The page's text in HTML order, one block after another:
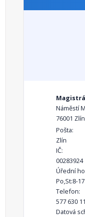
Náměstí
76001 Zlín
Pošta:
Zlín
IČ:
00283924
Úřední
Po,St:8-17
Telefon:
577 630
Datová